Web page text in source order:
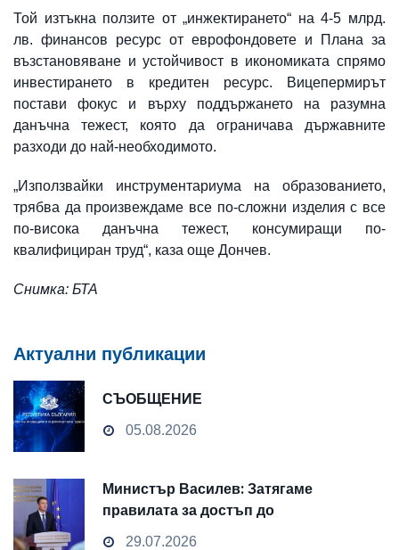
Той изтъкна ползите от „инжектирането“ на 4-5 млрд.
лв. финансов ресурс от еврофондовете и Плана за
възстановяване и устойчивост в икономиката спрямо
инвестирането в кредитен ресурс. Вицепермирът
постави фокус и върху поддържането на разумна
данъчна тежест, която да ограничава държавните
разходи до най-необходимото.
„Използвайки инструментариума на образованието,
трябва да произвеждаме все по-сложни изделия с все
по-висока данъчна тежест, консумиращи по-
квалифициран труд“, каза още Дончев.
Снимка: БТА
Актуални публикации
СЪОБЩЕНИЕ
05.08.2026
Министър Василев: Затягаме
правилата за достъп до
чувствителни данни
29.07.2026